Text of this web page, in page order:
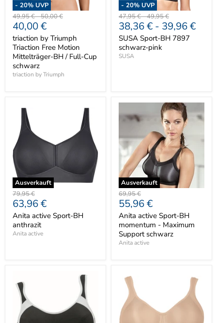
- 20% UVP
Ursprünglicher
Preis
49,95 €-Ursprünglicher
Preis
50,00 €
Aktueller
Preis
40,00 €
triaction by Triumph
Triaction Free Motion
Mittelträger-BH / Full-Cup
schwarz
triaction by Triumph
- 20% UVP
Ursprünglicher
Preis
47,95 €-Ursprünglicher
Preis
49,95 €
38,36 € - 39,96 €
SUSA Sport-BH 7897
schwarz-pink
SUSA
Ausverkauft
Ursprünglicher
Preis
79,95 €
Aktueller
Preis
63,96 €
Anita active Sport-BH
anthrazit
Anita active
Ausverkauft
Ursprünglicher
Preis
69,95 €
Aktueller
Preis
55,96 €
Anita active Sport-BH
momentum - Maximum
Support schwarz
Anita active